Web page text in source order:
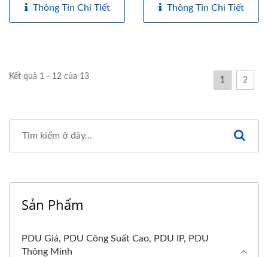
Thông Tin Chi Tiết Thông Tin Chi Tiết
Kết quả 1 - 12 của 13 1 2
Sản Phẩm
PDU Giá, PDU Công Suất Cao, PDU IP, PDU
Thông Minh